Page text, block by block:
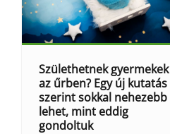
Születhetnek gyermekek
az űrben? Egy új kutatás
szerint sokkal nehezebb
lehet, mint eddig
gondoltuk